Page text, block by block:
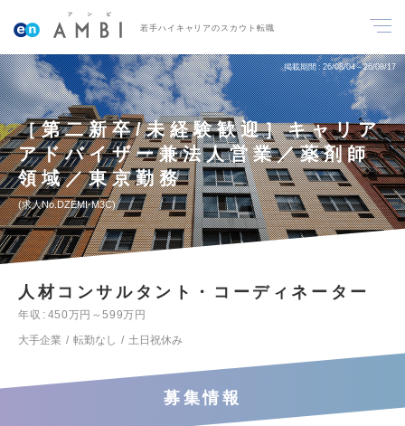
若手ハイキャリアのスカウト転職
掲載期間 26/08/04～26/08/17
［第二新卒/未経験歓迎］キャリア
アドバイザー兼法人営業／薬剤師
領域／東京勤務
求人No.DZEMI-M3C
人材コンサルタント・コーディネーター
年収
450万円～599万円
大手企業
転勤なし 土日祝休み
募集情報